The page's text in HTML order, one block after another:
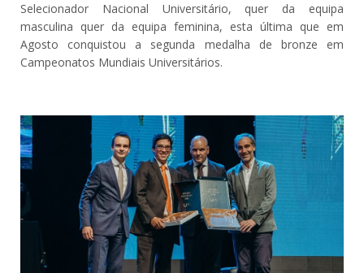
Selecionador Nacional Universitário, quer da equipa
masculina quer da equipa feminina, esta última que em
Agosto conquistou a segunda medalha de bronze em
Campeonatos Mundiais Universitários.